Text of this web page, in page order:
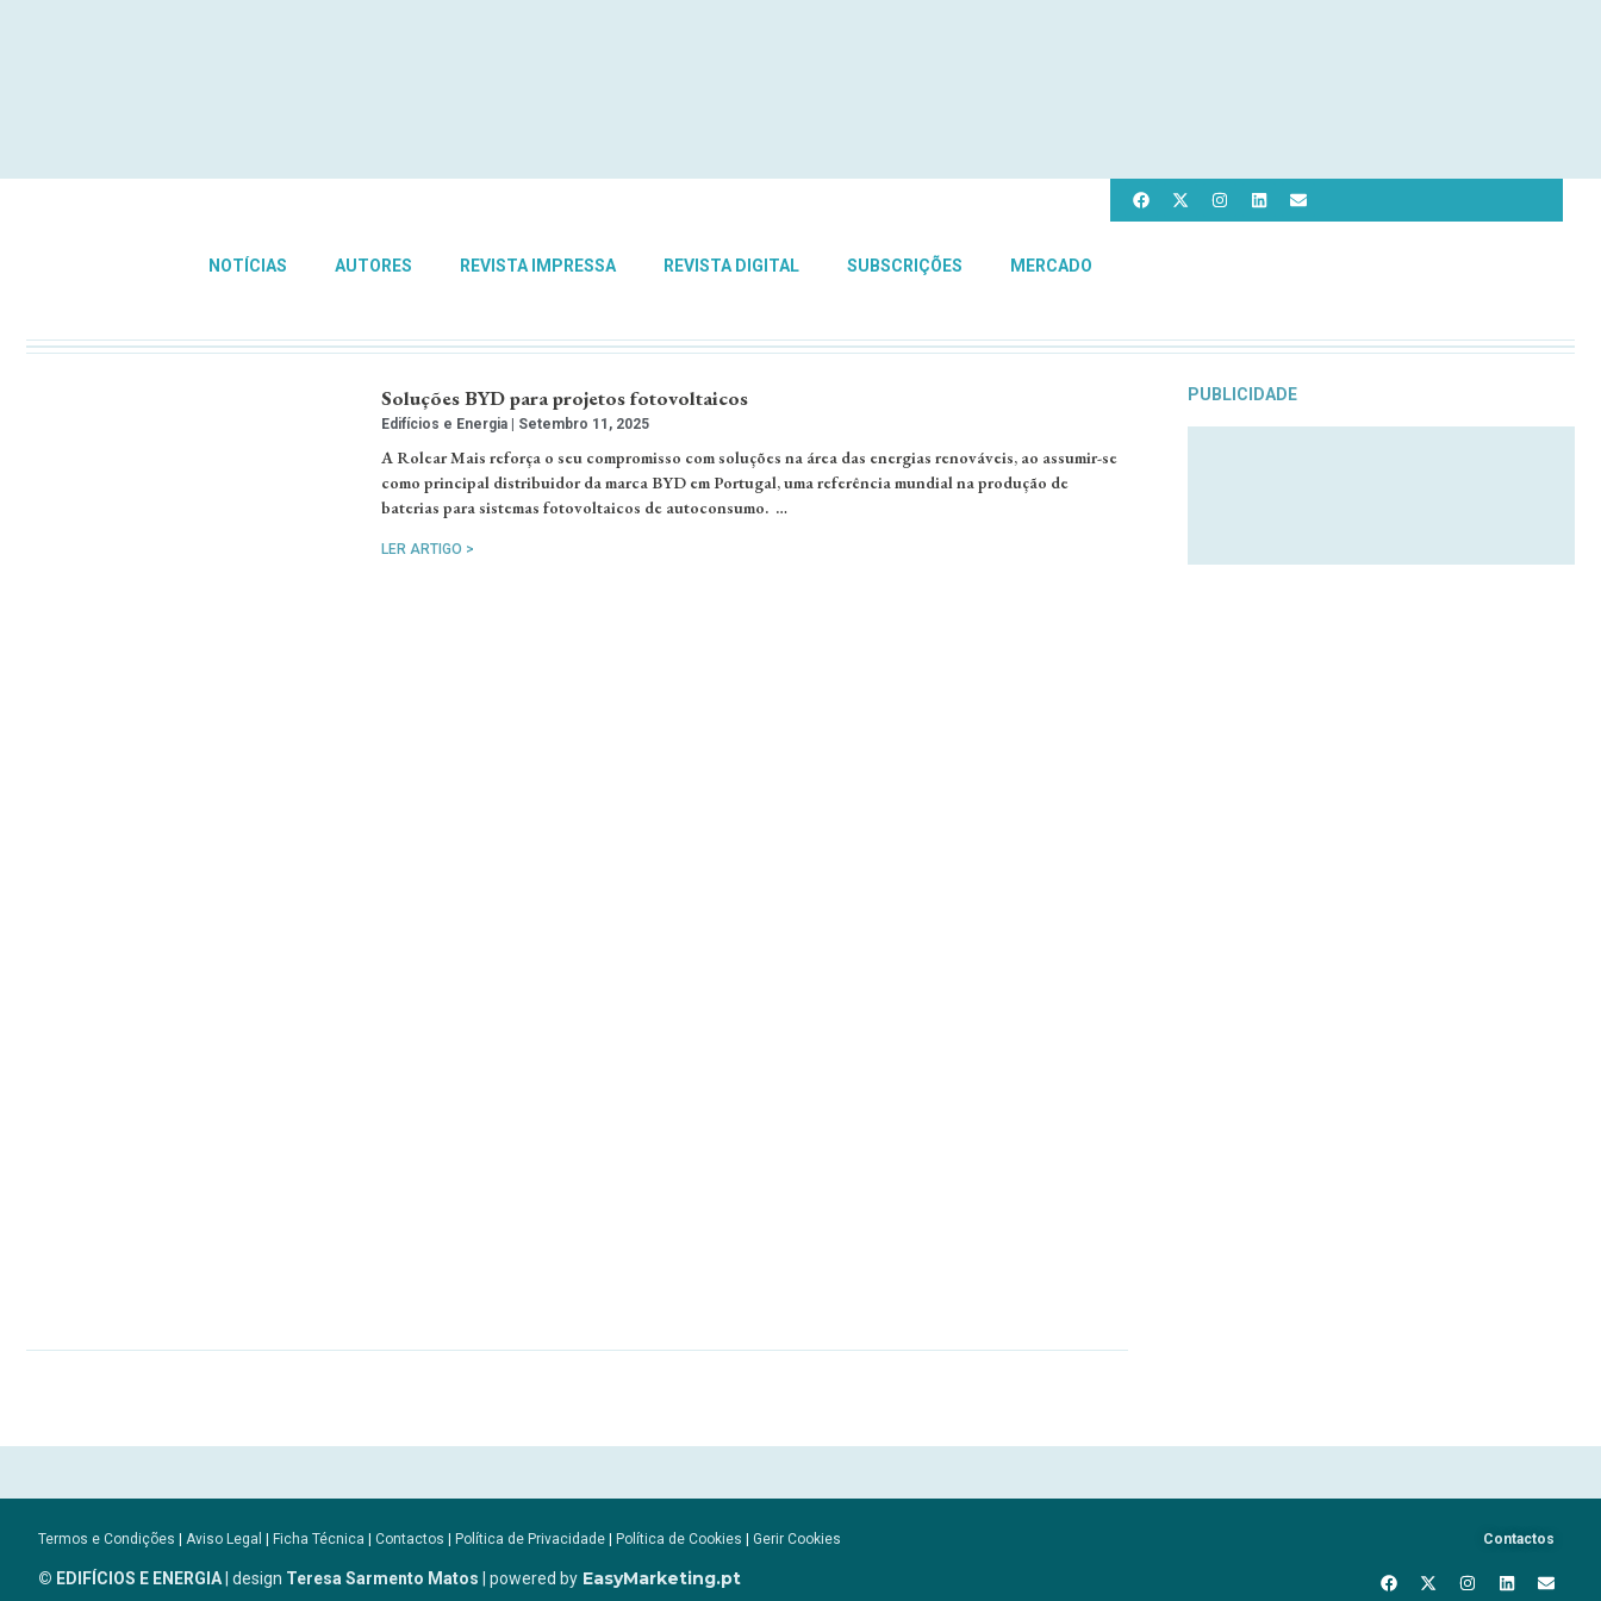
NOTÍCIAS AUTORES REVISTA IMPRESSA REVISTA DIGITAL SUBSCRIÇÕES MERCADO
Soluções BYD para projetos fotovoltaicos
Edifícios e Energia Setembro 11, 2025
A Rolear Mais reforça o seu compromisso com soluções na área das energias renováveis, ao assumir-se
como principal distribuidor da marca BYD em Portugal, uma referência mundial na produção de
baterias para sistemas fotovoltaicos de autoconsumo. …
LER ARTIGO >
PUBLICIDADE
Termos e Condições | Aviso Legal | Ficha Técnica | Contactos | Política de Privacidade | Política de Cookies | Gerir Cookies
© EDIFÍCIOS E ENERGIA| design Teresa Sarmento Matos | powered by EasyMarketing.pt
Contactos